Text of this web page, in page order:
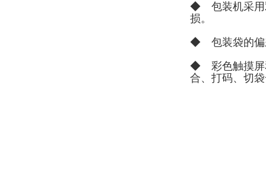
◆ 包装机采用
损。
◆ 包装袋的偏
◆ 彩色触摸屏
合、打码、切